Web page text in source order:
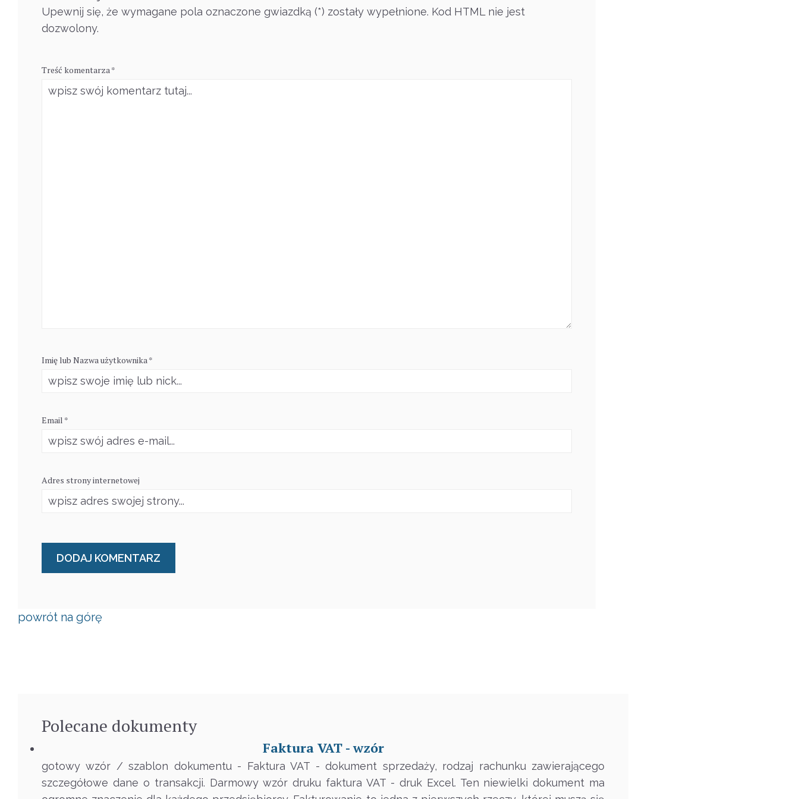
Upewnij się, że wymagane pola oznaczone gwiazdką (*) zostały wypełnione. Kod HTML nie jest
dozwolony.
Treść komentarza *
Imię lub Nazwa użytkownika *
Email *
Adres strony internetowej
powrót na górę
Polecane dokumenty
Faktura VAT - wzór
gotowy wzór / szablon dokumentu - Faktura VAT - dokument sprzedaży, rodzaj rachunku zawierającego
szczegółowe dane o transakcji. Darmowy wzór druku faktura VAT - druk Excel. Ten niewielki dokument ma